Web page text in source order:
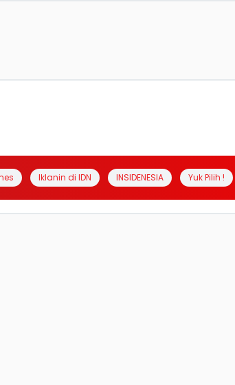
Iklanin di IDN INSIDENESIA Yuk Pilih !